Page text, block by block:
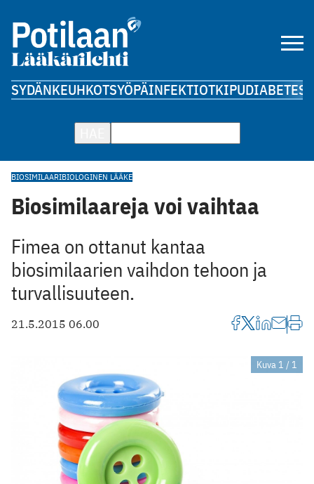
SYDÄNKEUHKOTSYÖPÄINFEKTIOTKIPUDIABETES
BIOSIMILAARIBIOLOGINEN LÄÄKE
Biosimilaareja voi vaihtaa
Fimea on ottanut kantaa
biosimilaarien vaihdon tehoon ja
turvallisuuteen.
21.5.2015 06.00
Kuva 1 / 1